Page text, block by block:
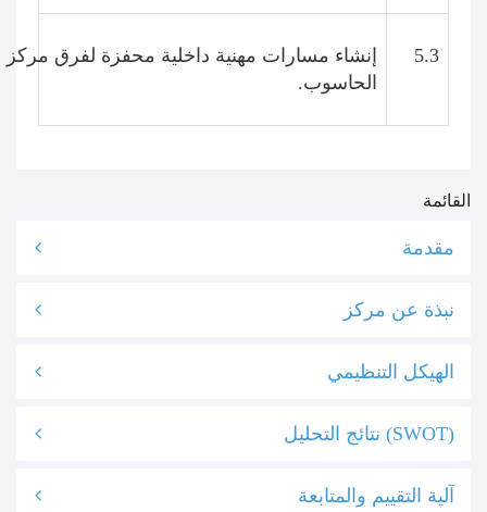
5.3
إنشاء مسارات مهنية داخلية محفزة لفرق مركز
الحاسوب.
القائمة
مقدمة
نبذة عن مركز
الهيكل التنظيمي
نتائج التحليل (SWOT)
آلية التقييم والمتابعة